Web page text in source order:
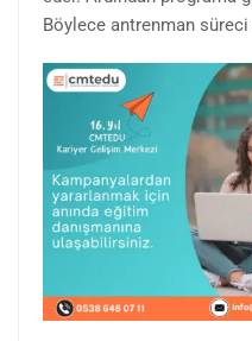
Böylece antrenman